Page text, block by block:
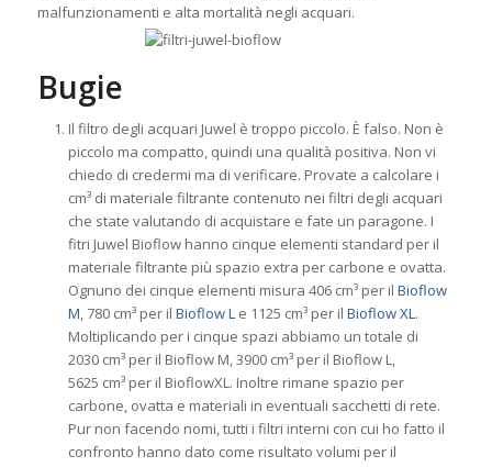
malfunzionamenti e alta mortalità negli acquari.
Bugie
Il filtro degli acquari Juwel è troppo piccolo. È falso. Non è
piccolo ma compatto, quindi una qualità positiva. Non vi
chiedo di credermi ma di verificare. Provate a calcolare i
cm³ di materiale filtrante contenuto nei filtri degli acquari
che state valutando di acquistare e fate un paragone. I
fitri Juwel Bioflow hanno cinque elementi standard per il
materiale filtrante più spazio extra per carbone e ovatta.
Ognuno dei cinque elementi misura 406 cm³ per il Bioflow
M, 780 cm³ per il Bioflow Le 1125 cm³ per il Bioflow XL.
Moltiplicando per i cinque spazi abbiamo un totale di
2030 cm³ per il Bioflow M, 3900 cm³ per il Bioflow L,
5625 cm³ per il BioflowXL. Inoltre rimane spazio per
carbone, ovatta e materiali in eventuali sacchetti di rete.
Pur non facendo nomi, tutti i filtri interni con cui ho fatto il
confronto hanno dato come risultato volumi per il